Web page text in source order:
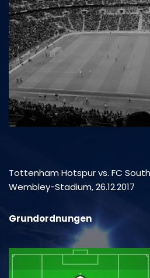
Tottenham Hotspur vs. FC
Wembley-Stadium, 26.12.2017
Grundordnungen